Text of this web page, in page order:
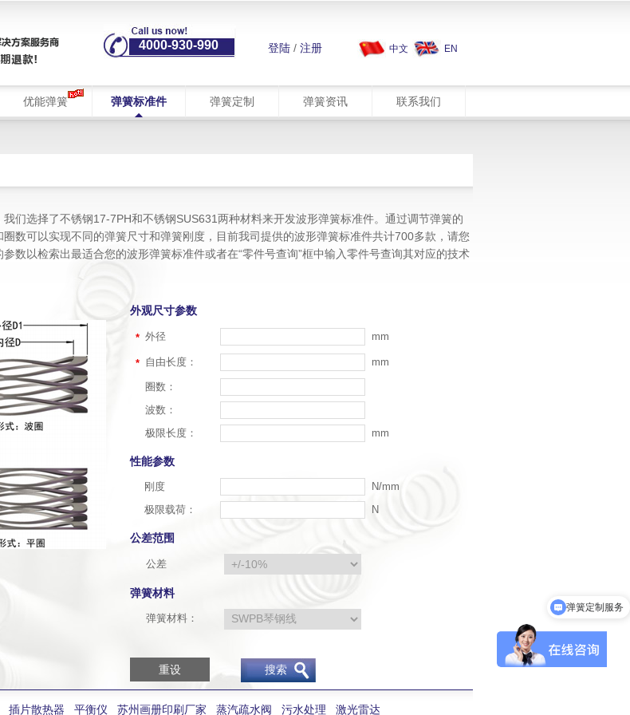
4000-930-990 登陆 / 注册 中文 EN
优能弹簧 弹簧标准件 弹簧定制 弹簧资讯 联系我们
们选择了不锈钢17-7PH和不锈钢SUS631两种材料来开发波形弹簧标准件。通过调节弹簧的
数可以实现不同的弹簧尺寸和弹簧刚度，目前我司提供的波形弹簧标准件共计700多款，请您
数以检索出最适合您的波形弹簧标准件或者在“零件号查询”框中输入零件号查询其对应的技术
外观尺寸参数
* 外径 mm
* 自由长度： mm
圈数：
波数：
极限长度：
mm
性能参数
刚度
N/mm
极限载荷：
N
公差范围
公差
弹簧材料
弹簧材料：
搜索
插片散热器 平衡仪 苏州画册印刷厂家 蒸汽疏水阀 污水处理 激光雷达
弹簧定制服务